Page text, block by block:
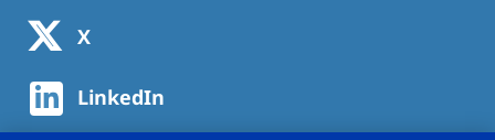
X
LinkedIn